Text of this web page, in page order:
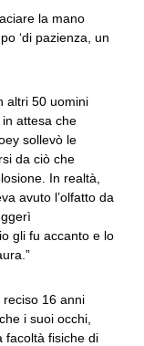
la mano
‘di pazienza, un
altri 50 uomini
attesa che
sollevò le
da ciò che
In realtà,
avuto l’olfatto da
gli fu accanto e lo
16 anni
i suoi occhi,
facoltà fisiche di